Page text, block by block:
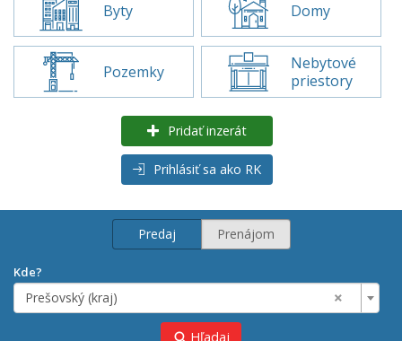
Byty Domy
Pozemky
Nebytové
priestory
Pridať inzerát
Prihlásiť sa ako RK
Predaj Prenájom
Kde?
×
Prešovský (kraj)
Hľadaj